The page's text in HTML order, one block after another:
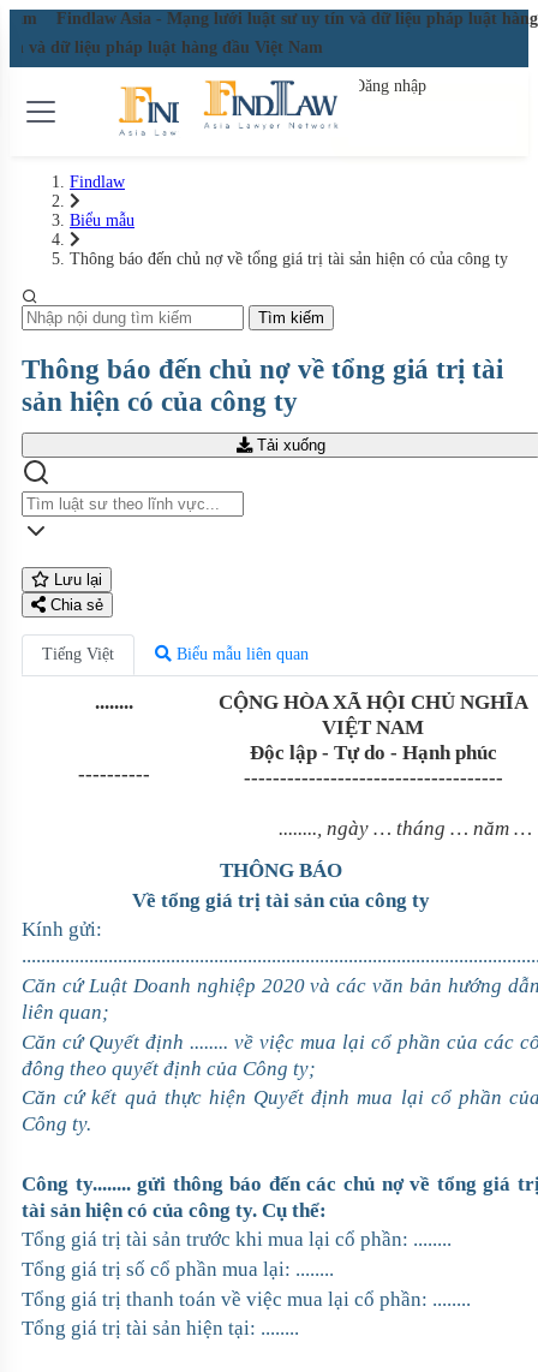
Findlaw Asia - Mạng lưới luật sư uy tín và dữ liệu pháp luật
và dữ liệu pháp luật hàng đầu Việt Nam
Đăng nhập
Findlaw
Biểu mẫu
Thông báo đến chủ nợ về tổng giá trị tài sản hiện có của công ty
Tìm kiếm
Thông báo đến chủ nợ về tổng giá trị tài
sản hiện có của công ty
Tải xuống
Lưu lại
Chia sẻ
Tiếng Việt Biểu mẫu liên quan
........
----------
CỘNG HÒA XÃ HỘI CHỦ NGHĨA
VIỆT NAM
Độc lập - Tự do - Hạnh phúc
------------------------------------
........, ngày … tháng … năm …
THÔNG BÁO
Về tổng giá trị tài sản của công ty
Kính gửi:
Căn cứ Luật Doanh nghiệp 2020 và các văn bản hướng
liên quan;
Căn cứ Quyết định ........ về việc mua lại cổ phần của các
đông theo quyết định của Công ty;
Căn cứ kết quả thực hiện Quyết định mua lại cổ phần
Công ty.
Công ty........ gửi thông báo đến các chủ nợ về tổng giá
tài sản hiện có của công ty. Cụ thể:
Tổng giá trị tài sản trước khi mua lại cổ phần: ........
Tổng giá trị số cổ phần mua lại: ........
Tổng giá trị thanh toán về việc mua lại cổ phần: ........
Tổng giá trị tài sản hiện tại: ........